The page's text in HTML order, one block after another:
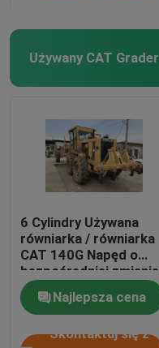
Używany CAT Grader
6 Cylindry Używana
równiarka / równiarka
CAT 140G Napęd o
bezpośredniej zmianie
mocy
Najlepsza cena
Skontaktuj się z